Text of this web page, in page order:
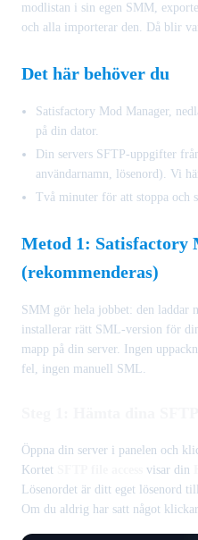
modlistan i sin egen SMM,
och alla importerar den. Då blir
Det här behöver du
Satisfactory Mod Manager,
på din dator.
Din servers SFTP-uppgifter
användarnamn, lösenord). Vi
Två minuter för att stoppa och
Metod 1: Satisfactory
(rekommenderas)
SMM gör hela jobbet: den laddar
installerar rätt SML-version för
mapp på din server. Ingen
fel, ingen manuell SML.
Öppna din server i panelen och
Kortet
visar din
Lösenordet är ditt eget lösenord
Om du aldrig har satt något